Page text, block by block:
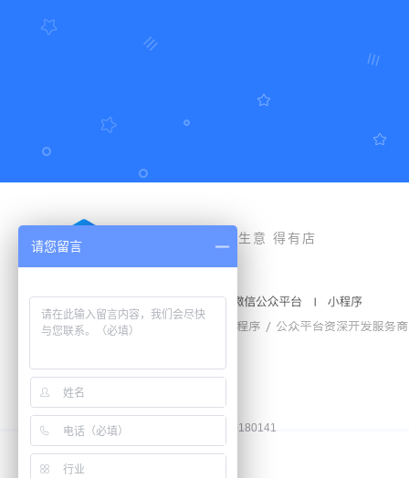
好生意 得有店
豫公网安备41010502006772号
工商营业执照和食品经营许可证
增值电信业务经营许可证：
豫B2-20180141
请您留言